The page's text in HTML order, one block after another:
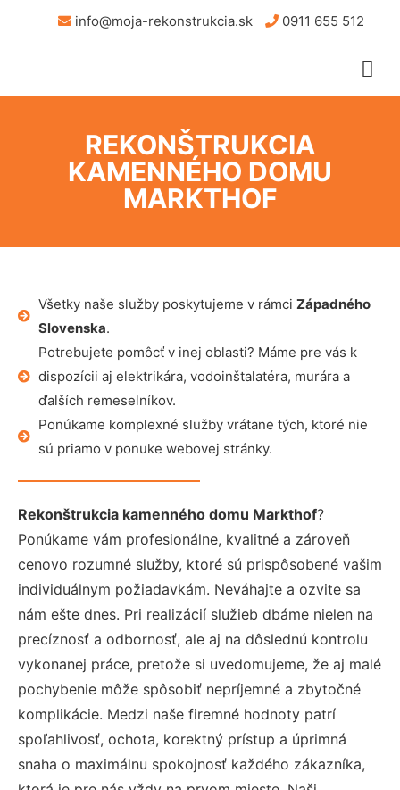
info@moja-rekonstrukcia.sk 0911 655 512
REKONŠTRUKCIA
KAMENNÉHO DOMU
MARKTHOF
Všetky naše služby poskytujeme v rámci Západného
Slovenska.
Potrebujete pomôcť v inej oblasti? Máme pre vás k
dispozícii aj elektrikára, vodoinštalatéra, murára a
ďalších remeselníkov.
Ponúkame komplexné služby vrátane tých, ktoré nie
sú priamo v ponuke webovej stránky.
Rekonštrukcia kamenného domu Markthof?
Ponúkame vám profesionálne, kvalitné a zároveň
cenovo rozumné služby, ktoré sú prispôsobené vašim
individuálnym požiadavkám. Neváhajte a ozvite sa
nám ešte dnes. Pri realizácií služieb dbáme nielen na
precíznosť a odbornosť, ale aj na dôslednú kontrolu
vykonanej práce, pretože si uvedomujeme, že aj malé
pochybenie môže spôsobiť nepríjemné a zbytočné
komplikácie. Medzi naše firemné hodnoty patrí
spoľahlivosť, ochota, korektný prístup a úprimná
snaha o maximálnu spokojnosť každého zákazníka,